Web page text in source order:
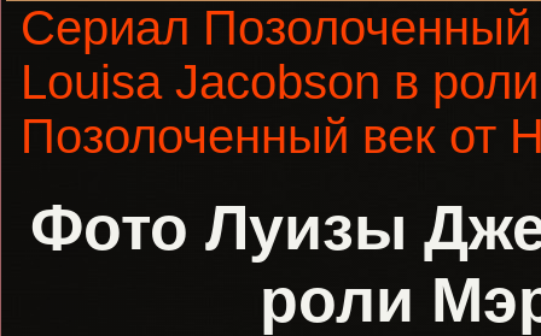
Сериал
Louisa Jacobson в
Позолоченный век от
Фото Луизы
роли